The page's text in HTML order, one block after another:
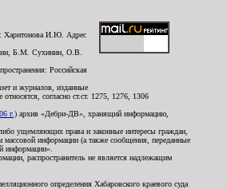
Харитонова И.Ю. Адрес
Б.М. Сухинин, О.В.
Российская
и журналов, изданные
согласно ст.ст. 1275, 1276, 1306
г.) архив «Дебри-ДВ», хранящий информацию,
ущемляющих права и законные интересы граждан,
массовой информации (а также сообщения, переданные
информации».
распространитель не является надлежащим
определения Хабаровского краевого суда